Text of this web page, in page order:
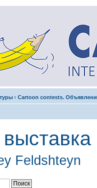
‹ Cartoon contests.
Feldshteyn